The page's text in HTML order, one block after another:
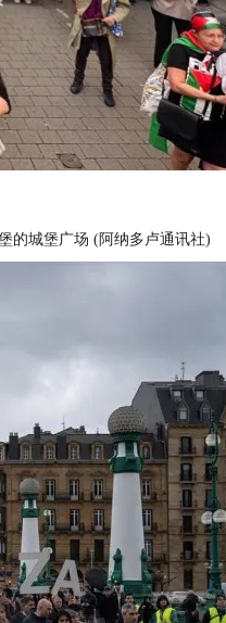
的城堡广场 (阿纳多卢通讯社)